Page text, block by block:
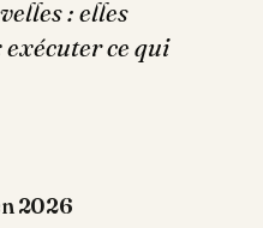
: elles
ce qui
2026